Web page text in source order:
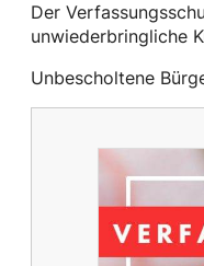
Der
unwiederbringliche
Unbescholtene